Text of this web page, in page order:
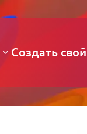
Создать